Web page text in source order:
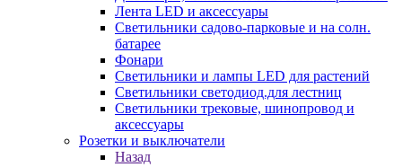
Лента LED и аксессуары
Светильники садово-парковые и на солн.
батарее
Фонари
Светильники и лампы LED для растений
Светильники светодиод.для лестниц
Светильники трековые, шинопровод и
аксессуары
Розетки и выключатели
Назад